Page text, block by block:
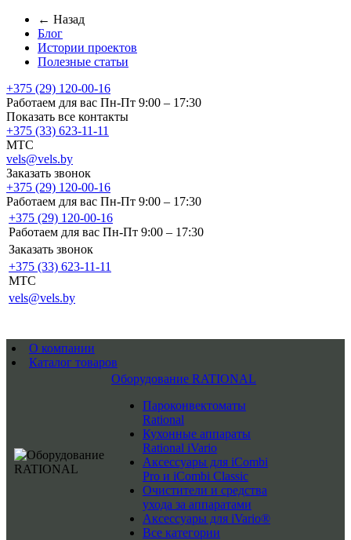
← Назад
Блог
Истории проектов
Полезные статьи
+375 (29) 120-00-16
Работаем для вас Пн-Пт 9:00 – 17:30
Показать все контакты
+375 (33) 623-11-11
MTC
vels@vels.by
Заказать звонок
+375 (29) 120-00-16
Работаем для вас Пн-Пт 9:00 – 17:30
+375 (29) 120-00-16
Работаем для вас Пн-Пт 9:00 – 17:30
Заказать звонок
+375 (33) 623-11-11
MTC
vels@vels.by
О компании
Каталог товаров
Оборудование RATIONAL
Пароконвектоматы
Rational
Кухонные аппараты
Rational iVario
Аксессуары для iCombi
Pro и iCombi Classic
Очистители и средства
ухода за аппаратами
Аксессуары для iVario®
Все категории